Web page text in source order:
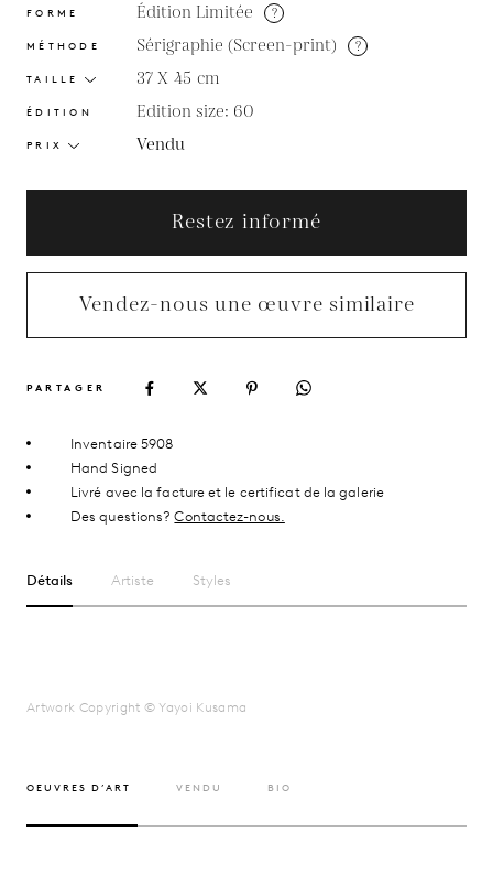
FORME Édition Limitée ?
MÉTHODE Sérigraphie (Screen-print) ?
TAILLE 37 X 45 cm
ÉDITION Edition size: 60
PRIX Vendu
Restez informé
Vendez-nous une œuvre similaire
PARTAGER
Inventaire 5908
Hand Signed
Livré avec la facture et le certificat de la galerie
Des questions?Contactez-nous.
Détails Artiste Styles
Artwork Copyright © Yayoi Kusama
OEUVRES D’ART VENDU BIO